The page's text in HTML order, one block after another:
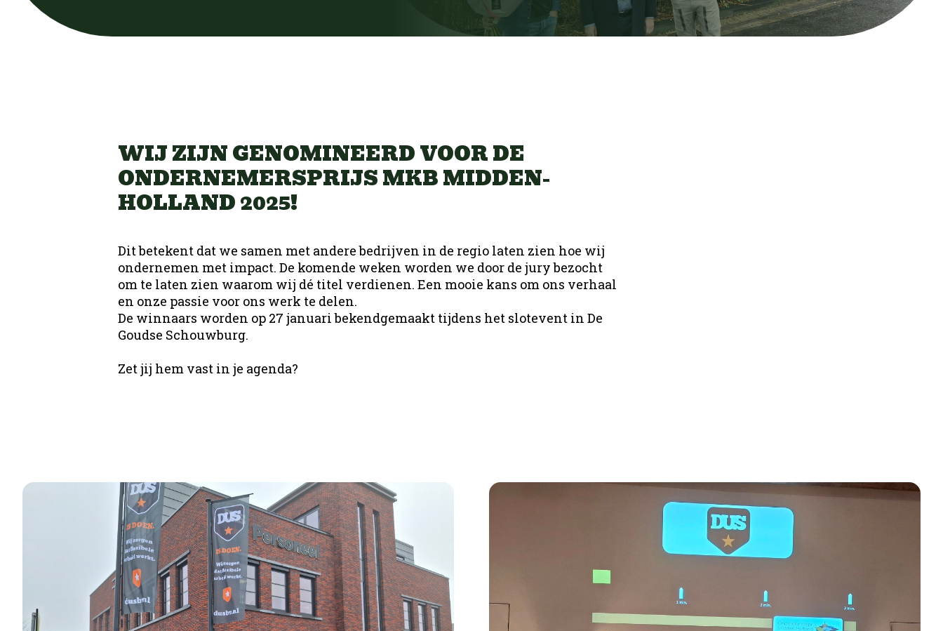
Detacheren
Groen Techniek Logistiek
Office
Bouw
UTA
Bouw Infra
Groen Techniek Office
Nieuws
Ons team
Werken bij DUS
Interne Vacatures
Silvercity Run
Contact
Contact
WIJ ZIJN GENOMINEERD VOOR DE
ONDERNEMERSPRIJS MKB MIDDEN-
HOLLAND 2025!
Dit betekent dat we samen met andere bedrijven in de regio laten zien hoe wij
ondernemen met impact. De komende weken worden we door de jury bezocht
om te laten zien waarom wij dé titel verdienen. Een mooie kans om ons verhaal
en onze passie voor ons werk te delen.
De winnaars worden op 27 januari bekendgemaakt tijdens het slotevent in De
Goudse Schouwburg.
Zet jij hem vast in je agenda?